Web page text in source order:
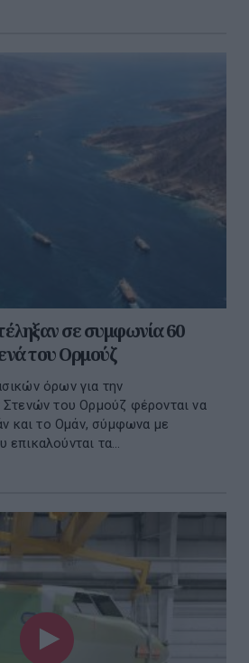
σε συμφωνία 60
του Ορμούζ
όρων για την
Στενών του Ορμούζ φέρονται να
και το Ομάν, σύμφωνα με
τα...